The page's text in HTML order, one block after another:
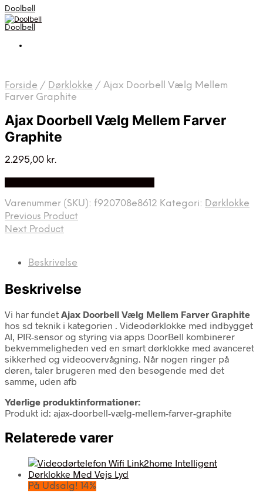
Doolbell
Doolbell
Forside / Dørklokke / Ajax Doorbell Vælg Mellem
Farver Graphite
Ajax Doorbell Vælg Mellem Farver
Graphite
2.295,00 kr.
Varenummer (SKU): f920708e8612 Kategori: Dørklokke
Previous Product
Next Product
Beskrivelse
Beskrivelse
Vi har fundet Ajax Doorbell Vælg Mellem Farver Graphite
hos sd teknik i kategorien . Videodørklokke med indbygget
AI, PIR-sensor og styring via apps DoorBell kombinerer
bekvemmeligheden ved en smart dørklokke med avanceret
sikkerhed og videoovervågning. Når nogen ringer på
døren, taler brugeren med den besøgende med det
samme, uden afb
Yderlige produktinformationer:
Produkt id: ajax-doorbell-vælg-mellem-farver-graphite
Relaterede varer
På Udsalg! 14%